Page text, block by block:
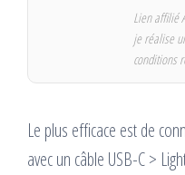
Lien affilié
je réalise
conditions
Le plus efficace est de
avec un câble USB-C >